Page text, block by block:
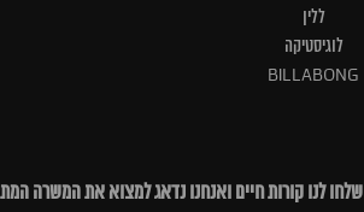
ללין
לוגיסטיקה
BILLABONG
שלחו לנו קורות חיים ואנחנו נדאג למצוא את המשרה